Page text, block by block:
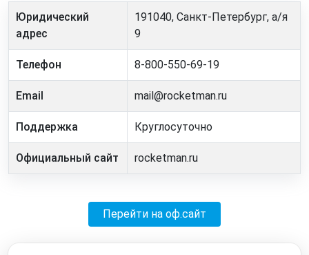
Юридический
адрес
191040, Санкт-Петербург, а/я
9
Телефон 8-800-550-69-19
Email mail@rocketman.ru
Поддержка Круглосуточно
Официальный сайт rocketman.ru
Перейти на оф.сайт